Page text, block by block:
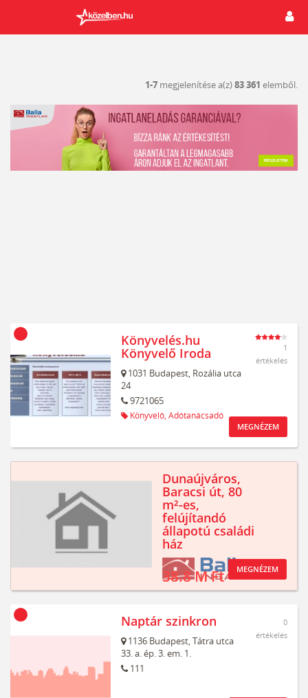
1-7 megjelenítése a(z)83 361 elemből.
Könyvelés.hu
Könyvelő Iroda
1031 Budapest, Rozália utca
24
9721065
Könyvelő, Adótanácsadó
1
értékelés
MEGNÉZEM
Dunaújváros,
Baracsi út, 80
m²-es,
felújítandó
állapotú családi
ház
38.8 M Ft MEGNÉZEM
Naptár szinkron
1136 Budapest,Tátra utca
33. a. ép. 3. em. 1.
111
0
értékelés